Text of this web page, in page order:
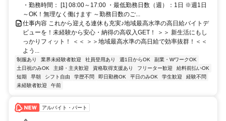
・勤務時間： [1] 08:00～17:00 ・最低勤務日数（週）：1日 ※週1日
～OK！無理なく働けます ～勤務日数のご...
仕事内容 これから迎える連休も充実♪地域最高水準の高日給バイトデ
ビューを！未経験から安心・納得の高収入GET！ ＞＞ 新生活にもし
っかりフィット！ ＜＜ ＞＞地域最高水準の高日給で効率抜群！＜＜
よう...
制服あり 業界未経験者歓迎 社員登用あり 週1日からOK
副業・WワークOK
土日祝のみOK
主婦・主夫歓迎 資格取得支援あり フリーター歓迎
給料前払いOK
短期
早朝 シフト自由 学歴不問 即日勤務OK 平日のみOK 学生歓迎
経験不問
未経験者歓迎
午前
アルバイト・パート